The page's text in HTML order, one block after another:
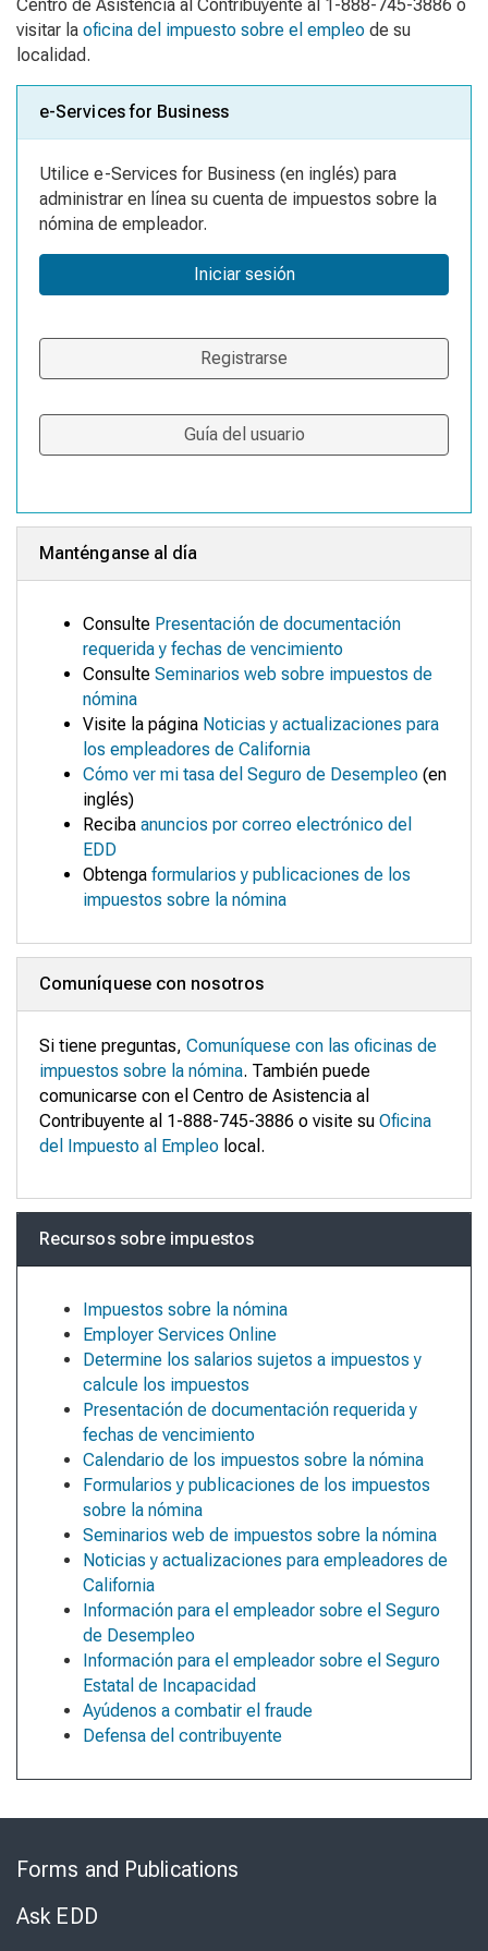
Centro de Asistencia al Contribuyente al 1-888-745-3886 o
visitar la oficina del impuesto sobre el empleo de su
localidad.
e-Services for Business
Utilice e-Services for Business (en inglés) para
administrar en línea su cuenta de impuestos sobre la
nómina de empleador.
Iniciar sesión
Registrarse
Guía del usuario
Manténganse al día
Consulte Presentación de documentación
requerida y fechas de vencimiento
Consulte Seminarios web sobre impuestos de
nómina
Visite la página Noticias y actualizaciones para
los empleadores de California
Cómo ver mi tasa del Seguro de Desempleo (en
inglés)
Reciba anuncios por correo electrónico del
EDD
Obtenga formularios y publicaciones de los
impuestos sobre la nómina
Comuníquese con nosotros
Si tiene preguntas, Comuníquese con las oficinas de
impuestos sobre la nómina. También puede
comunicarse con el Centro de Asistencia al
Contribuyente al 1-888-745-3886 o visite su Oficina
del Impuesto al Empleo local.
Recursos sobre impuestos
Impuestos sobre la nómina
Employer Services Online
Determine los salarios sujetos a impuestos y
calcule los impuestos
Presentación de documentación requerida y
fechas de vencimiento
Calendario de los impuestos sobre la nómina
Formularios y publicaciones de los impuestos
sobre la nómina
Seminarios web de impuestos sobre la nómina
Noticias y actualizaciones para empleadores de
California
Información para el empleador sobre el Seguro
de Desempleo
Información para el empleador sobre el Seguro
Estatal de Incapacidad
Ayúdenos a combatir el fraude
Defensa del contribuyente
Forms and Publications
Ask EDD